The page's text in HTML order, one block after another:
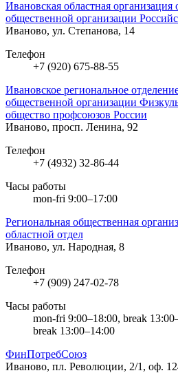
Ивановская областная организация
общественной организации
Иваново, ул. Степанова, 14
Телефон
+7 (920) 675-88-55
Ивановское региональное
общественной организации
общество профсоюзов России
Иваново, просп. Ленина, 92
Телефон
+7 (4932) 32-86-44
Часы работы
mon-fri 9:00–17:00
Региональная общественная
областной отдел
Иваново, ул. Народная, 8
Телефон
+7 (909) 247-02-78
Часы работы
mon-fri 9:00–18:00, break
break 13:00–14:00
ФинПотребСоюз
Иваново, пл. Революции, 2/1, оф.